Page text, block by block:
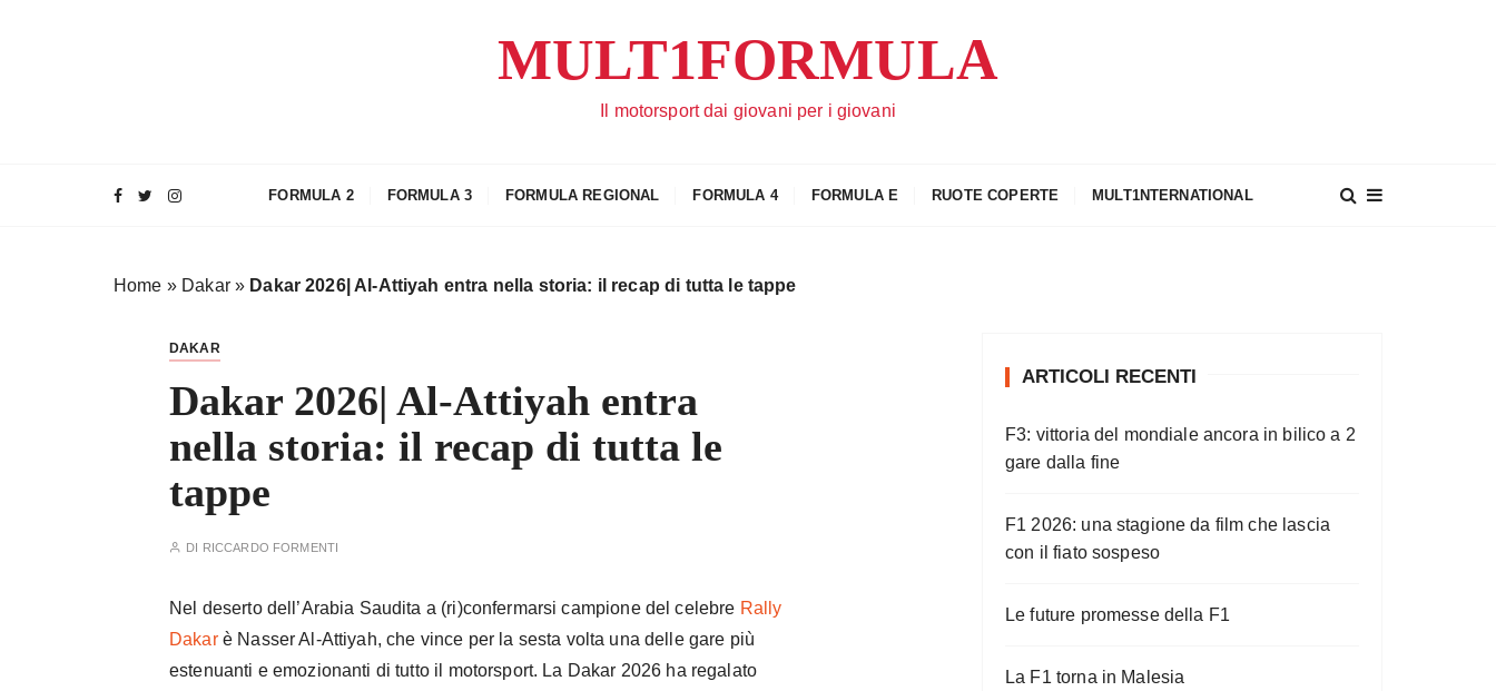
MULT1FORMULA
Il motorsport dai giovani per i giovani
FORMULA 2 FORMULA 3 FORMULA REGIONAL FORMULA 4 FORMULA E RUOTE COPERTE MULT1NTERNATIONAL
Home » Dakar» Dakar 2026| Al-Attiyah entra nella storia: il recap di tutta le tappe
DAKAR
Dakar 2026| Al-Attiyah entra
nella storia: il recap di tutta le
tappe
DI RICCARDO FORMENTI
Nel deserto dell’Arabia Saudita a (ri)confermarsi campione del celebre Rally
Dakar è Nasser Al-Attiyah, che vince per la sesta volta una delle gare più
estenuanti e emozionanti di tutto il motorsport. La Dakar 2026 ha regalato
ARTICOLI RECENTI
F3: vittoria del mondiale ancora in bilico a 2
gare dalla fine
F1 2026: una stagione da film che lascia
con il fiato sospeso
Le future promesse della F1
La F1 torna in Malesia